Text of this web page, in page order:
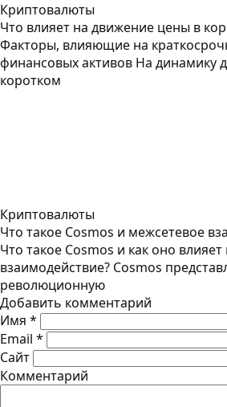
Криптовалюты
Что влияет на движение цены в
Факторы, влияющие на
финансовых активов На динамику
коротком
Криптовалюты
Что такое Cosmos и межсетевое
Что такое Cosmos и как оно
взаимодействие? Cosmos
революционную
Добавить комментарий
Имя *
Email *
Сайт
Комментарий